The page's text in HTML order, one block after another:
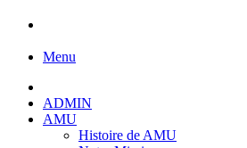
Menu
ADMIN
AMU
Histoire de AMU